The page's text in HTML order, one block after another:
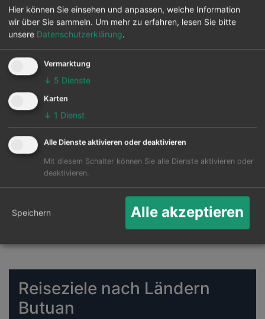
Vom Flughafen Butuan können 2 andere Flughäfen in
diversen Ländern werden auch angeflogen. Hauptziel
ist der Cebu in Cebu.
Die Karte zeigt die 25 häufigsten Flugziele ab Butuan:
Reiseziele nach Ländern
Butuan
Hier können Sie einsehen und anpassen, welche Information
wir über Sie sammeln. Um mehr zu erfahren, lesen Sie bitte
unsere Datenschutzerklärung.
Vermarktung
↓ 5 Dienste
Karten
↓ 1 Dienst
Alle Dienste aktivieren oder deaktivieren
Mit diesem Schalter können Sie alle Dienste aktivieren oder
deaktivieren.
Speichern Alle akzeptieren